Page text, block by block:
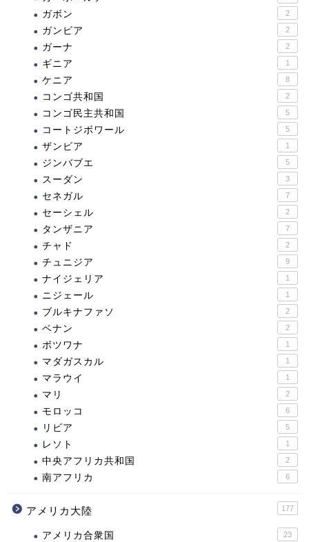
ガボン 2
ガンビア 2
ガーナ 2
ギニア 1
ケニア 8
コンゴ共和国 2
コンゴ民主共和国 5
コートジボワール 5
ザンビア 1
ジンバブエ 5
スーダン 3
セネガル 7
セーシェル 2
タンザニア 7
チャド 2
チュニジア 9
ナイジェリア 1
ニジェール 1
ブルキナファソ 2
ベナン 2
ボツワナ 1
マダガスカル 1
マラウイ 1
マリ 2
モロッコ 6
リビア 5
レソト 1
中央アフリカ共和国 2
南アフリカ 6
アメリカ大陸 177
アメリカ合衆国 23